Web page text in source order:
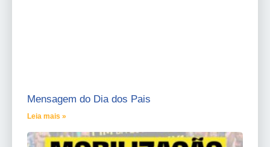
Mensagem do Dia dos Pais
Leia mais »